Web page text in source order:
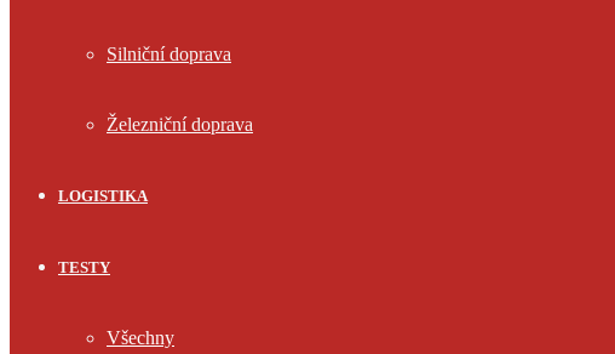
Silniční doprava
Železniční doprava
LOGISTIKA
TESTY
Všechny